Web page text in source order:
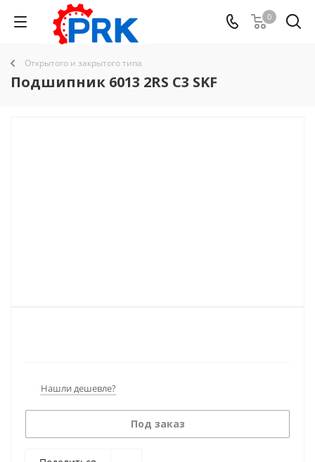
0
Открытого и закрытого типа
Подшипник 6013 2RS C3 SKF
Нашли дешевле?
Под заказ